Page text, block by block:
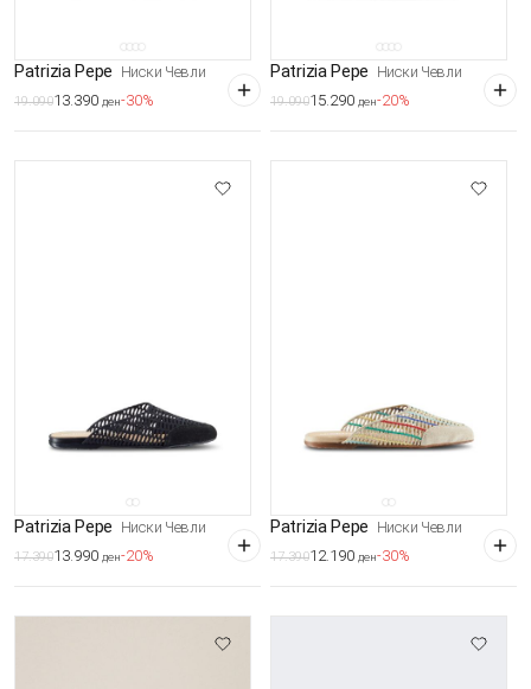
Patrizia Pepe Ниски Чевли
19.09013.390 ден-30%
Patrizia Pepe Ниски Чевли
19.09015.290 ден-20%
Patrizia Pepe Ниски Чевли
17.39013.990 ден-20%
Patrizia Pepe Ниски Чевли
17.39012.190 ден-30%